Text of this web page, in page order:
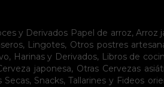
y Derivados Papel de arroz, Arroz
, Lingotes, Otros postres
, Harinas y Derivados, Libros de
japonesa, Otras Cervezas
Secas, Snacks,Tallarines y Fideos